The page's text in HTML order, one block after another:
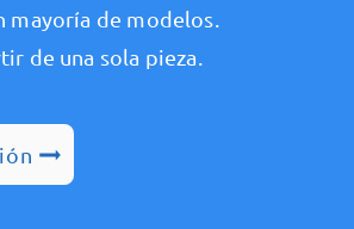
mayoría de modelos.
de una sola pieza.